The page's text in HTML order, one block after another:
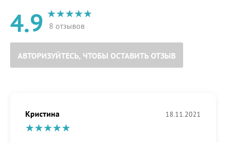
4.9 8 отзывов
АВТОРИЗУЙТЕСЬ, ЧТОБЫ ОСТАВИТЬ ОТЗЫВ
Кристина 18.11.2021